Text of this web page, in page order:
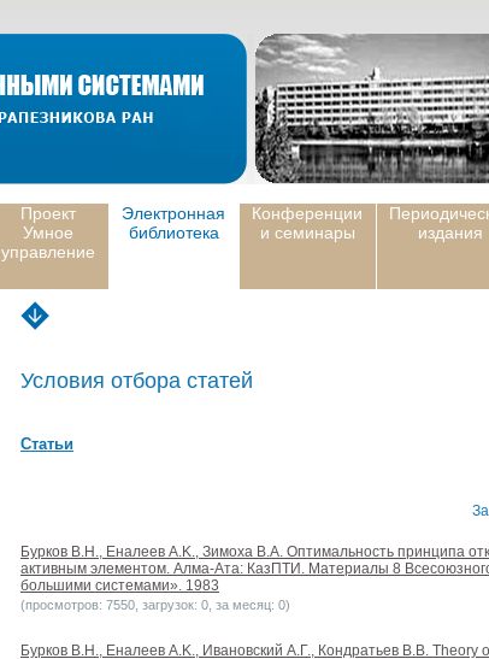
Проект
Умное
управление
Электронная
библиотека
Конференции
и семинары
издания
Условия отбора статей
Статьи
Бурков B.H., Еналеев A.K., Зимоха В.А. Оптимальность принципа
активным элементом. Алма-Ата: КазПТИ. Материалы 8
большими системами». 1983
(просмотров: 7550, загрузок: 0, за месяц: 0)
Бурков B.H., Еналеев A.K., Ивановский А.Г., Кондратьев В.В.